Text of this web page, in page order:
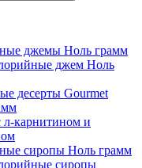
джемы Ноль грамм
джем Ноль
десерты Gourmet
карнитином и
сиропы Ноль грамм
сиропы